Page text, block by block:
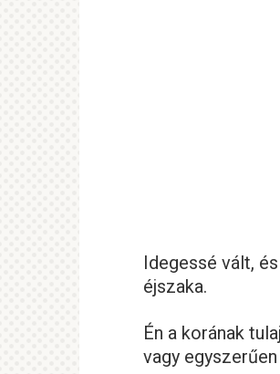
Idegessé vált,
éjszaka.
Én a korának
vagy